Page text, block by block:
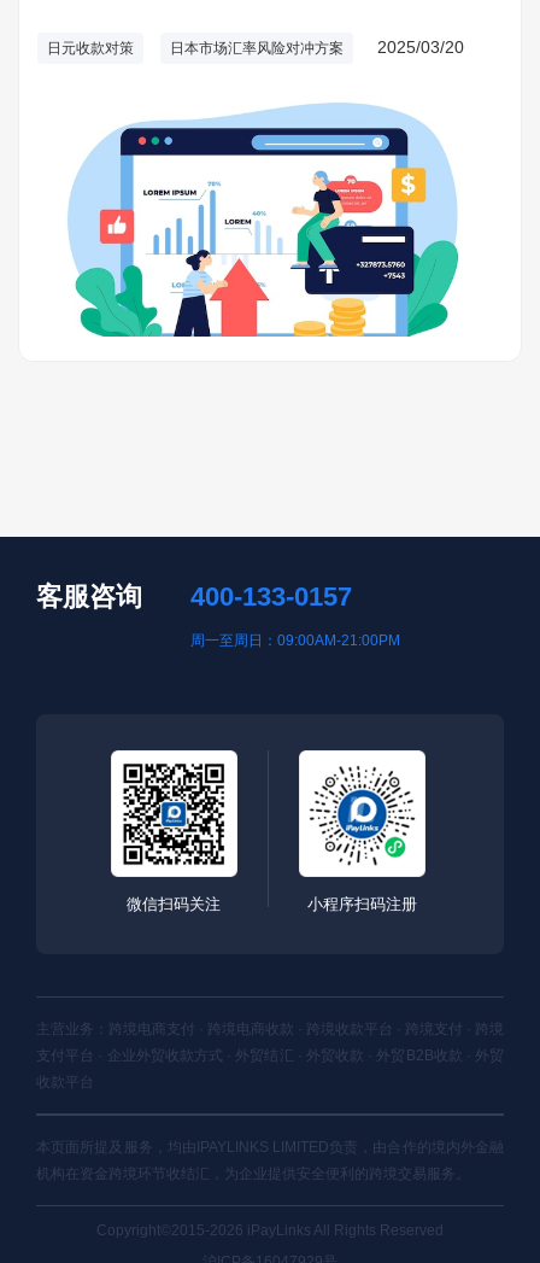
学的对冲方案是保持财务稳健的关键。
日元收款对策 日本市场汇率风险对冲方案 2025/03/20
客服咨询 400-133-0157
周一至周日：09:00AM-21:00PM
微信扫码关注 小程序扫码注册
主营业务：跨境电商支付 · 跨境电商收款 · 跨境收款平台 · 跨境支付 · 跨境
支付平台 · 企业外贸收款方式 · 外贸结汇 · 外贸收款 · 外贸B2B收款 · 外贸
收款平台
本页面所提及服务，均由IPAYLINKS LIMITED负责，由合作的境内外金融
机构在资金跨境环节收结汇，为企业提供安全便利的跨境交易服务。
Copyright©2015-2026 iPayLinks All Rights Reserved